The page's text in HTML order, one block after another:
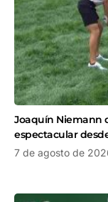
Joaquín Niemann
espectacular
7 de agosto de